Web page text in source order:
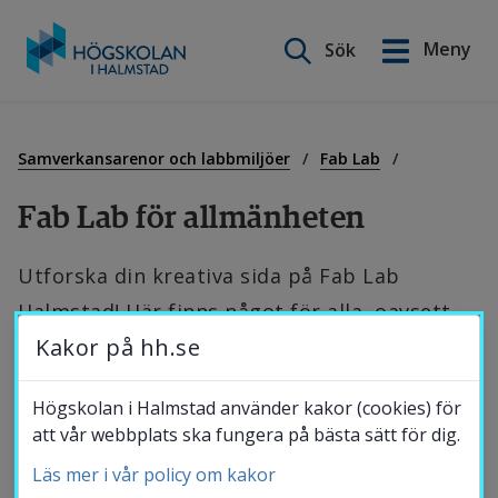
innehåll
Sök
Meny
Samverkansarenor och labbmiljöer Fab Lab
Fab Lab för allmänheten
Utforska din kreativa sida på Fab Lab
Halmstad! Här finns något för alla, oavsett
om du är nybörjare eller erfaren användare.
Fab Lab är en plats där du kan låta fantasin
flöda fritt och skapa tillsammans med
English
Utbildning
Forskning
Samverkan
Om Högskolan
Kakor på hh.se
Högskolan i Halmstad använder kakor (cookies) för
att vår webbplats ska fungera på bästa sätt för dig.
Läs mer i vår policy om kakor